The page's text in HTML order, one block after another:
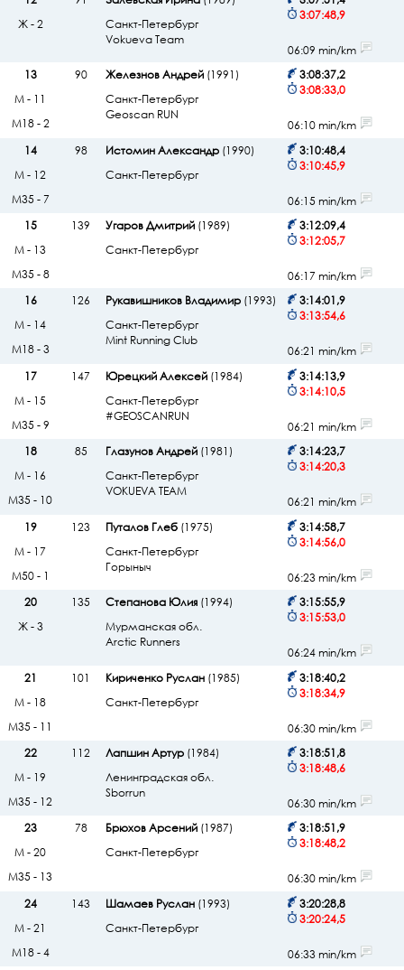
Санкт-Петербург
Vokueva Team
3:07:48,9
Ж - 2
06:09 min/km
13
90 Железнов Андрей(1991)
Санкт-Петербург
Geoscan RUN
3:08:37,2
3:08:33,0
М - 11
М18 - 2
06:10 min/km
14
98 Истомин Александр(1990)
Санкт-Петербург
3:10:48,4
3:10:45,9
М - 12
М35 - 7
06:15 min/km
15
139 Угаров Дмитрий(1989)
Санкт-Петербург
3:12:09,4
3:12:05,7
М - 13
М35 - 8
06:17 min/km
16
126 Рукавишников Владимир(1993)
Санкт-Петербург
Mint Running Club
3:14:01,9
3:13:54,6
М - 14
М18 - 3
06:21 min/km
17
147 Юрецкий Алексей(1984)
Санкт-Петербург
#GEOSCANRUN
3:14:13,9
3:14:10,5
М - 15
М35 - 9
06:21 min/km
18
85 Глазунов Андрей(1981)
Санкт-Петербург
VOKUEVA TEAM
3:14:23,7
3:14:20,3
М - 16
М35 - 10
06:21 min/km
19
123 Путалов Глеб(1975)
Санкт-Петербург
Горыныч
3:14:58,7
3:14:56,0
М - 17
М50 - 1
06:23 min/km
20
135 Степанова Юлия(1994)
Мурманская обл.
Arctic Runners
3:15:55,9
3:15:53,0
Ж - 3
06:24 min/km
21
101 Кириченко Руслан(1985)
Санкт-Петербург
3:18:40,2
3:18:34,9
М - 18
М35 - 11
06:30 min/km
22
112 Лапшин Артур(1984)
Ленинградская обл.
Sborrun
3:18:51,8
3:18:48,6
М - 19
М35 - 12
06:30 min/km
23
78 Брюхов Арсений(1987)
Санкт-Петербург
3:18:51,9
3:18:48,2
М - 20
М35 - 13
06:30 min/km
24
143 Шамаев Руслан(1993)
Санкт-Петербург
3:20:28,8
3:20:24,5
М - 21
М18 - 4
06:33 min/km